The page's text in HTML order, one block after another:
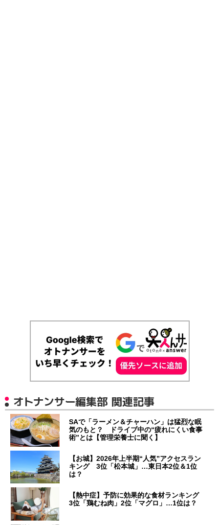
オトナンサー編集部 関連記事
SAで「ラーメン＆チャーハン」は猛烈な眠
気のもと？ ドライブ中の“疲れにくい食事
術”とは【管理栄養士に聞く】
【お城】2026年上半期“人気”アクセスラン
キング 3位「松本城」…東日本2位＆1位
は？
【熱中症】予防に効果的な食材ランキング
3位「鶏むね肉」2位「マグロ」…1位は？